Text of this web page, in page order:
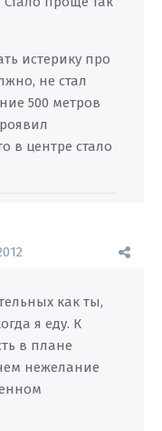
истерику про
не стал
500 метров
в центре стало
как ты,
я еду. К
в плане
нежелание